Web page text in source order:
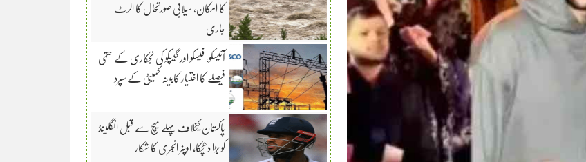
کا امکان، سیلابی صورتحال کا الرٹ
جاری
آئیسکو، فیسکو اور گیپکو کی نجکاری کے حتمی
فیصلے کا اختیار کابینہ کمیٹی کے سپرد
پاکستان کیخلاف پہلے میچ سے قبل انگلینڈ
کو بڑا دھچکا، اوپنر انجری کا شکار